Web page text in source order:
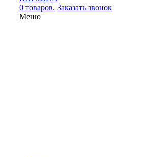
0 товаров. Заказать звонок
Меню